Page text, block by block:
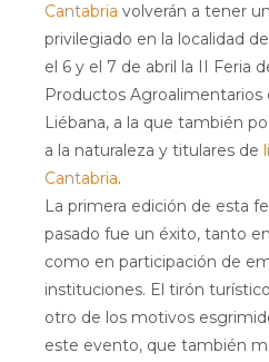
Cantabria volverán a tener
privilegiado en la localidad
el 6 y el 7 de abril la II Feria
Productos Agroalimentarios
Liébana, a la que también
a la naturaleza y titulares de
Cantabria.
La primera edición de esta
pasado fue un éxito, tanto
como en participación de
instituciones. El tirón
otro de los motivos
este evento, que también